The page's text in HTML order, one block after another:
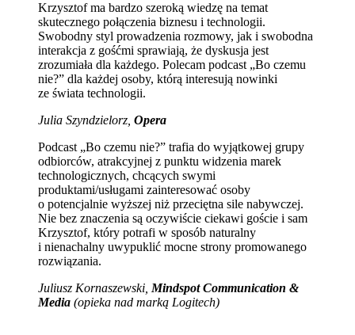
Krzysztof ma bardzo szeroką wiedzę na temat
skutecznego połączenia biznesu i technologii.
Swobodny styl prowadzenia rozmowy, jak i swobodna
interakcja z gośćmi sprawiają, że dyskusja jest
zrozumiała dla każdego. Polecam podcast „Bo czemu
nie?” dla każdej osoby, którą interesują nowinki
ze świata technologii.
Julia Szyndzielorz, Opera
Podcast „Bo czemu nie?” trafia do wyjątkowej grupy
odbiorców, atrakcyjnej z punktu widzenia marek
technologicznych, chcących swymi
produktami/usługami zainteresować osoby
o potencjalnie wyższej niż przeciętna sile nabywczej.
Nie bez znaczenia są oczywiście ciekawi goście i sam
Krzysztof, który potrafi w sposób naturalny
i nienachalny uwypuklić mocne strony promowanego
rozwiązania.
Juliusz Kornaszewski, Mindspot Communication &
Media (opieka nad marką Logitech)